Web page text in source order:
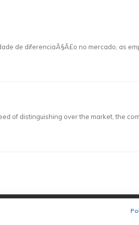
de diferenciaÃ§Ã£o no mercado, as
of distinguishing over the market, the